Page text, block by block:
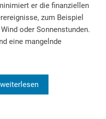
er die finanziellen
zum Beispiel
oder Sonnenstunden.
eine mangelnde
weiterlesen